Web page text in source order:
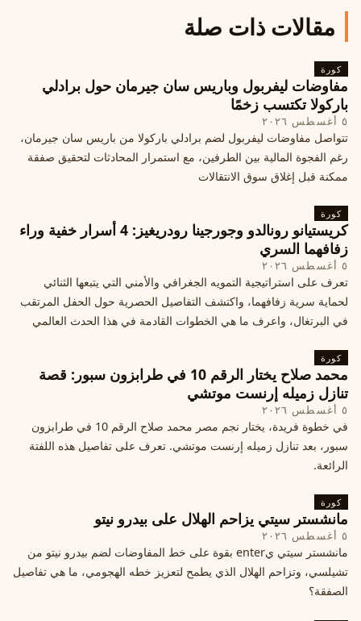
مقالات ذات صلة
كورة
مفاوضات ليفربول وباريس سان جيرمان حول برادلي
باركولا تكتسب زخمًا
٥ أغسطس ٢٠٢٦
تتواصل مفاوضات ليفربول لضم برادلي باركولا من باريس سان جيرمان،
رغم الفجوة المالية بين الطرفين، مع استمرار المحادثات لتحقيق صفقة
ممكنة قبل إغلاق سوق الانتقالات
كورة
كريستيانو رونالدو وجورجينا رودريغيز: 4 أسرار خفية وراء
زفافهما السري
٥ أغسطس ٢٠٢٦
تعرف على استراتيجية التمويه الجغرافي والأمني التي يتبعها الثنائي
لحماية سرية زفافهما، واكتشف التفاصيل الحصرية حول الحفل المرتقب
في البرتغال، واعرف ما هي الخطوات القادمة في هذا الحدث العالمي
كورة
محمد صلاح يختار الرقم 10 في طرابزون سبور: قصة
تنازل زميله إرنست موتشي
٥ أغسطس ٢٠٢٦
في خطوة فريدة، يختار نجم مصر محمد صلاح الرقم 10 في طرابزون
سبور، بعد تنازل زميله إرنست موتشي. تعرف على تفاصيل هذه اللفتة
الرائعة.
كورة
مانشستر سيتي يزاحم الهلال على بيدرو نيتو
٥ أغسطس ٢٠٢٦
مانشستر سيتي يenter بقوة على خط المفاوضات لضم بيدرو نيتو من
تشيلسي، وتزاحم الهلال الذي يطمح لتعزيز خطه الهجومي، ما هي تفاصيل
الصفقة؟